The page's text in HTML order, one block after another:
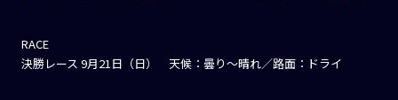
RACE
決勝レース 9月21日（日） 天候：曇り〜晴れ／路面：ドライ